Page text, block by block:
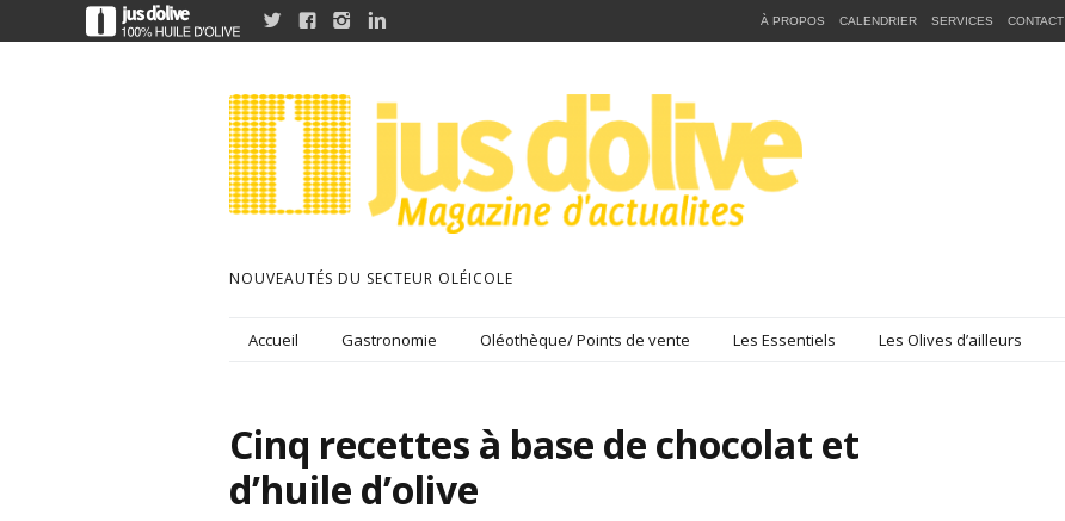
NOUVEAUTÉS DU SECTEUR OLÉICOLE
Accueil Gastronomie Oléothèque/ Points de vente Les Essentiels Les Olives d’ailleurs
Cinq recettes à base de chocolat et
d’huile d’olive
    À PROPOS CALENDRIER SERVICES CONTACT